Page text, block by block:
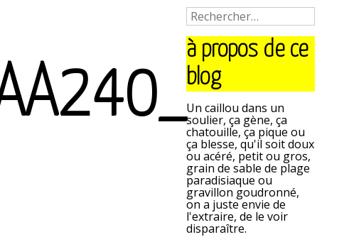
à propos de ce
blog
Un caillou dans un
soulier, ça gène, ça
chatouille, ça pique ou
ça blesse, qu'il soit doux
ou acéré, petit ou gros,
grain de sable de plage
paradisiaque ou
gravillon goudronné,
on a juste envie de
l'extraire, de le voir
disparaître.